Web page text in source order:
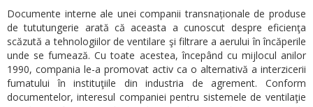
Documente interne ale unei companii transnaționale de produse
de tututungerie arată că aceasta a cunoscut despre eficienţa
scăzută a tehnologiilor de ventilare şi filtrare a aerului în încăperile
unde se fumează. Cu toate acestea, începând cu mijlocul anilor
1990, compania le-a promovat activ ca o alternativă a interzicerii
fumatului în instituţiile din industria de agrement. Conform
documentelor, interesul companiei pentru sistemele de ventilaţie